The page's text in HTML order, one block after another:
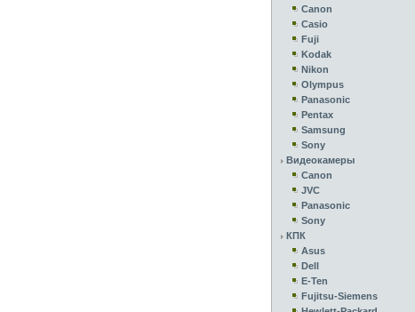
Canon
Casio
Fuji
Kodak
Nikon
Olympus
Panasonic
Pentax
Samsung
Sony
Видеокамеры
Canon
JVC
Panasonic
Sony
КПК
Asus
Dell
E-Ten
Fujitsu-Siemens